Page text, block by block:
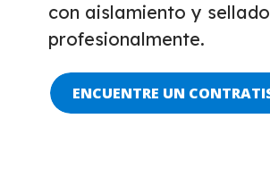
con aislamiento y
profesionalmente.
ENCUENTRE UN